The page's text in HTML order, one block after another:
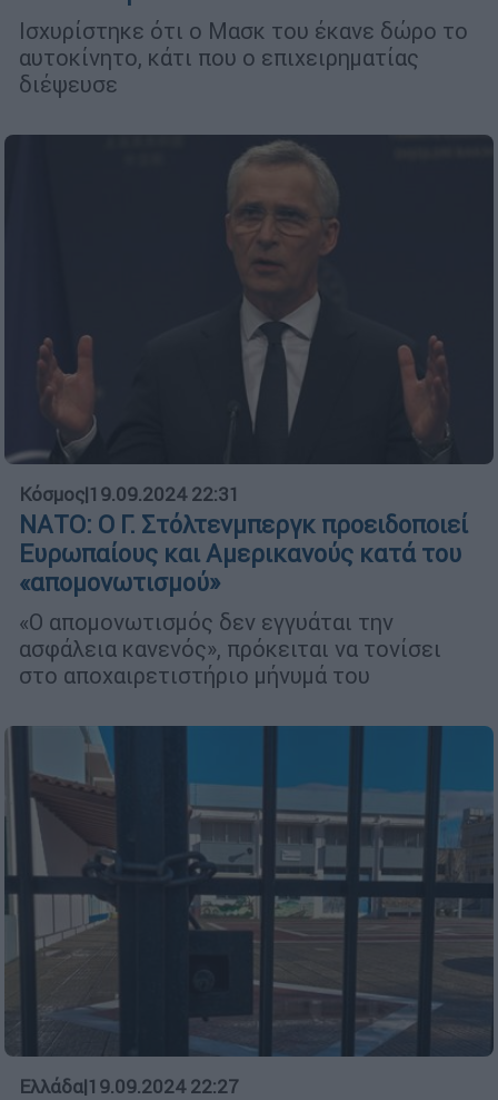
Ισχυρίστηκε ότι ο Μασκ του έκανε δώρο το
αυτοκίνητο, κάτι που ο επιχειρηματίας
διέψευσε
Κόσμος|19.09.2024 22:31
ΝΑΤΟ: Ο Γ. Στόλτενμπεργκ προειδοποιεί
Ευρωπαίους και Αμερικανούς κατά του
«απομονωτισμού»
«Ο απομονωτισμός δεν εγγυάται την
ασφάλεια κανενός», πρόκειται να τονίσει
στο αποχαιρετιστήριο μήνυμά του
Ελλάδα|19.09.2024 22:27